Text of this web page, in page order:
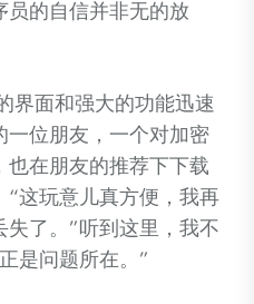
的自信并非无的放
界面和强大的功能迅速
一位朋友，一个对加密
在朋友的推荐下下载
这玩意儿真方便，我再
了。”听到这里，我不
是问题所在。”